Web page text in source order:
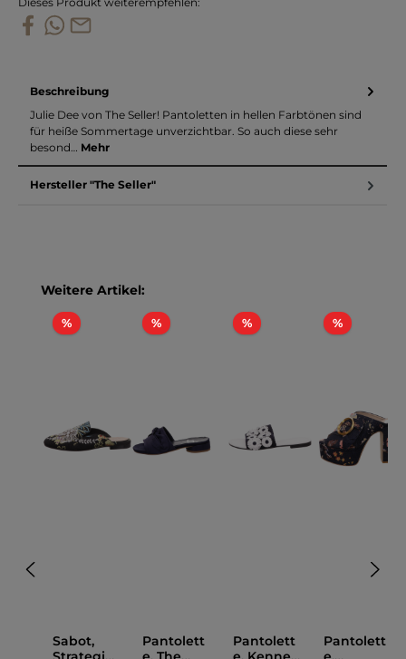
Beschreibung
Julie Dee von The Seller! Pantoletten in hellen Farbtönen sind
für heiße Sommertage unverzichtbar. So auch diese sehr
besond… Mehr
Hersteller "The Seller"
Produktgalerie überspringen
Weitere Artikel:
%Rabatt
Sabot,
%Rabatt
Pantolett
%Rabatt
Pantolett
%Rabatt
Pantolett